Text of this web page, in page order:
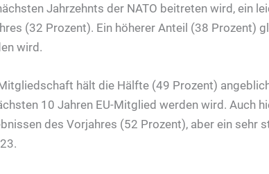
Jahrzehnts der NATO beitreten wird, ein
(32 Prozent). Ein höherer Anteil (38 Prozent)
wird.
hält die Hälfte (49 Prozent)
10 Jahren EU-Mitglied werden wird. Auch
des Vorjahres (52 Prozent), aber ein sehr